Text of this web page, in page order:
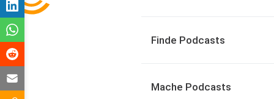
Finde Podcasts
Mache Podcasts